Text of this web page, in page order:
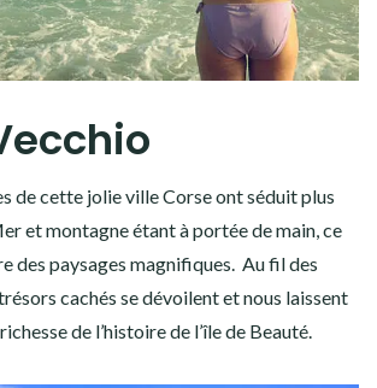
de cette jolie ville Corse ont séduit plus
et montagne étant à portée de main, ce
des paysages magnifiques. Au fil des
cachés se dévoilent et nous laissent
de l’histoire de l’île de Beauté.